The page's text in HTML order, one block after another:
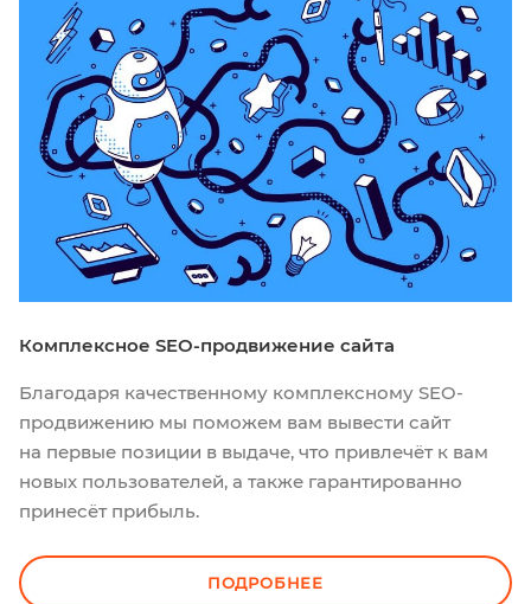
Комплексное SEO-продвижение сайта
Благодаря качественному комплексному SEO-
продвижению мы поможем вам вывести сайт
на первые позиции в выдаче, что привлечёт к вам
новых пользователей, а также гарантированно
принесёт прибыль.
ПОДРОБНЕЕ